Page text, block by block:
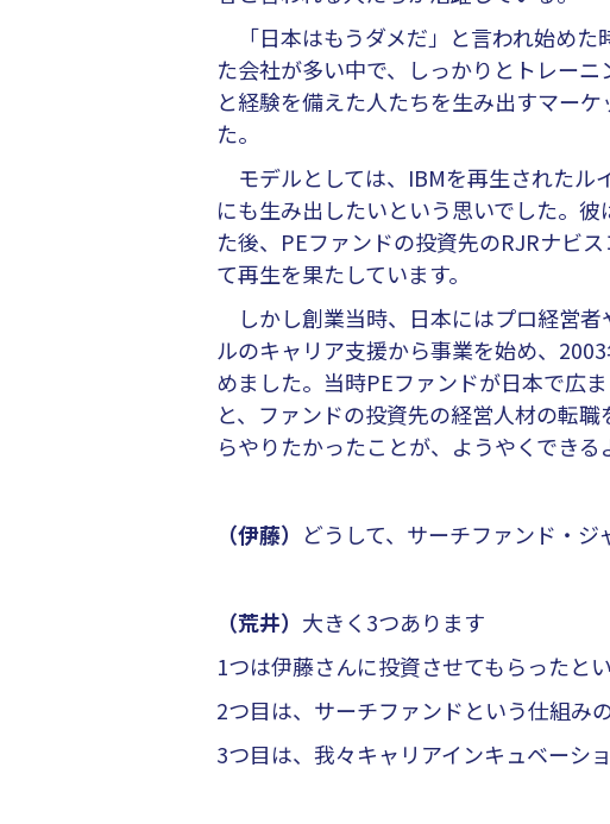
「日本はもうダメだ」と言われ始めた
た会社が多い中で、しっかりとトレー
と経験を備えた人たちを生み出すマー
た。
モデルとしては、IBMを再生されたル
にも生み出したいという思いでした。
た後、PEファンドの投資先のRJRナビ
て再生を果たしています。
しかし創業当時、日本にはプロ経営者
ルのキャリア支援から事業を始め、
めました。当時PEファンドが日本で広
と、ファンドの投資先の経営人材の転
らやりたかったことが、ようやくできる
（伊藤） どうして、サーチファンド・
（荒井） 大きく3つあります
1つは伊藤さんに投資させてもらったとい
2つ目は、サーチファンドという仕組み
3つ目は、我々キャリアインキュベーシ